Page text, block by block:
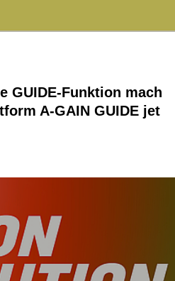
GUIDE-Funktion mach
A-GAIN GUIDE jet